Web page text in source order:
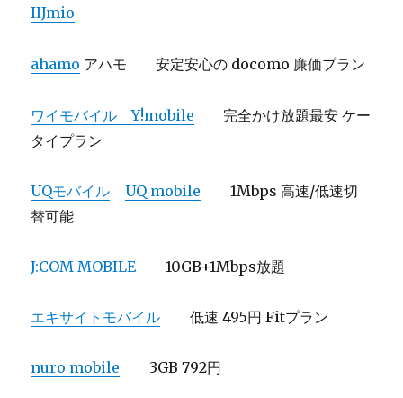
IIJmio
ahamo アハモ 安定安心の docomo 廉価プラン
ワイモバイル Y!mobile 完全かけ放題最安 ケー
タイプラン
UQモバイル UQ mobile
1Mbps 高速/低速切
替可能
J:COM MOBILE 10GB+1Mbps放題
エキサイトモバイル 低速 495円 Fitプラン
nuro mobile 3GB 792円